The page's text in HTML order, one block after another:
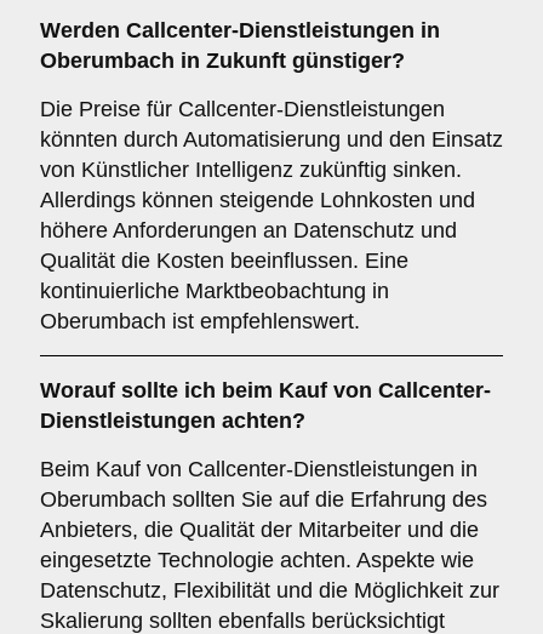
Werden Callcenter-Dienstleistungen in
Oberumbach in Zukunft günstiger?
Die Preise für Callcenter-Dienstleistungen
könnten durch Automatisierung und den Einsatz
von Künstlicher Intelligenz zukünftig sinken.
Allerdings können steigende Lohnkosten und
höhere Anforderungen an Datenschutz und
Qualität die Kosten beeinflussen. Eine
kontinuierliche Marktbeobachtung in
Oberumbach ist empfehlenswert.
Worauf sollte ich beim Kauf von Callcenter-
Dienstleistungen achten?
Beim Kauf von Callcenter-Dienstleistungen in
Oberumbach sollten Sie auf die Erfahrung des
Anbieters, die Qualität der Mitarbeiter und die
eingesetzte Technologie achten. Aspekte wie
Datenschutz, Flexibilität und die Möglichkeit zur
Skalierung sollten ebenfalls berücksichtigt